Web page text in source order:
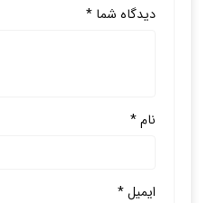
دیدگاه شما *
نام*
ایمیل*